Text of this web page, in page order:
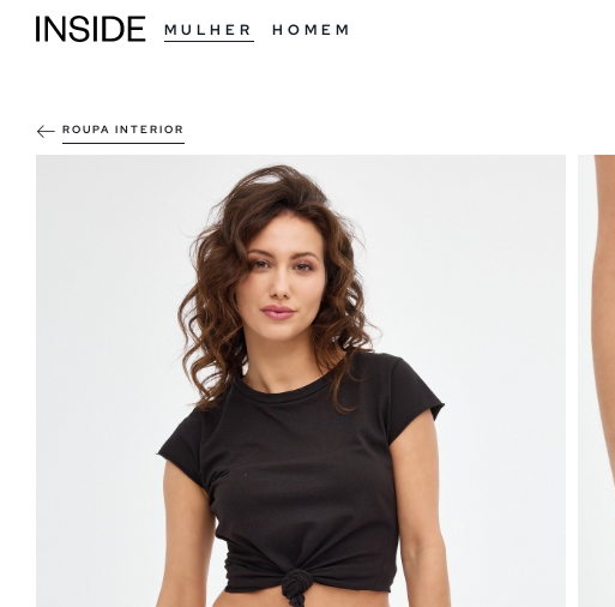
MULHER HOMEM
ROUPA INTERIOR